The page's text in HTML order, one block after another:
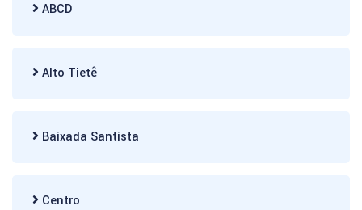
ABCD
Alto Tietê
Baixada Santista
Centro